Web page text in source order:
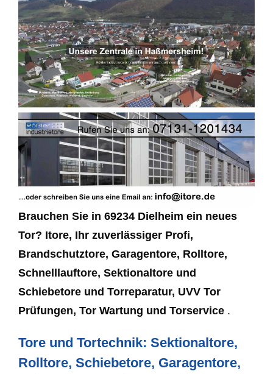
Brauchen Sie in 69234 Dielheim ein neues
Tor? Itore, Ihr zuverlässiger Profi,
Brandschutztore, Garagentore, Rolltore,
Schnelllauftore, Sektionaltore und
Schiebetore und Torreparatur, UVV Tor
Prüfungen, Tor Wartung und Torservice .
Tore und Tortechnik: Sektionaltore,
Rolltore, Schiebetore, Garagentore,